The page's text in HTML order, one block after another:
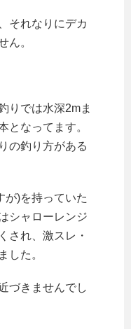
それなりにデカ
ん。
りでは水深2mま
となってます。
の釣り方がある
が)を持っていた
シャローレンジ
され、激スレ・
した。
づきませんでし